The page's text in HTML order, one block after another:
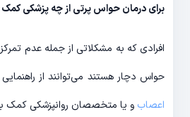
برای درمان حواس پرتی از چه پزشکی کمک
افرادی که به مشکلاتی از جمله عدم
حواس دچار هستند می‌توانند از
اعصاب و یا متخصصان روانپزشکی کمک